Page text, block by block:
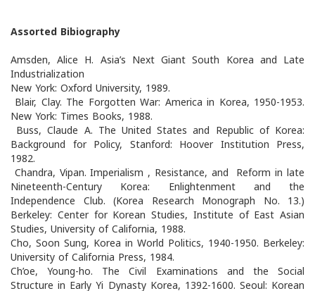
Assorted Bibiography
Amsden, Alice H. Asia’s Next Giant South Korea and Late
Industrialization
New York: Oxford University, 1989.
Blair, Clay. The Forgotten War: America in Korea, 1950-1953.
New York: Times Books, 1988.
Buss, Claude A. The United States and Republic of Korea:
Background for Policy, Stanford: Hoover Institution Press,
1982.
Chandra, Vipan. Imperialism , Resistance, and Reform in late
Nineteenth-Century Korea: Enlightenment and the
Independence Club. (Korea Research Monograph No. 13.)
Berkeley: Center for Korean Studies, Institute of East Asian
Studies, University of California, 1988.
Cho, Soon Sung, Korea in World Politics, 1940-1950. Berkeley:
University of California Press, 1984.
Ch’oe, Young-ho. The Civil Examinations and the Social
Structure in Early Yi Dynasty Korea, 1392-1600. Seoul: Korean